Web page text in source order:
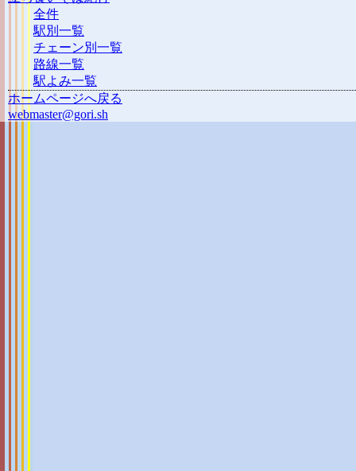
全件
駅別一覧
チェーン別一覧
路線一覧
駅よみ一覧
ホームページへ戻る
webmaster@gori.sh